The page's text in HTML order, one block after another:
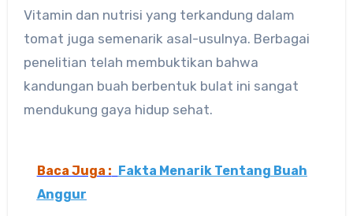
Vitamin dan nutrisi yang terkandung dalam
tomat juga semenarik asal-usulnya. Berbagai
penelitian telah membuktikan bahwa
kandungan buah berbentuk bulat ini sangat
mendukung gaya hidup sehat.
Baca Juga : Fakta Menarik Tentang Buah
Anggur